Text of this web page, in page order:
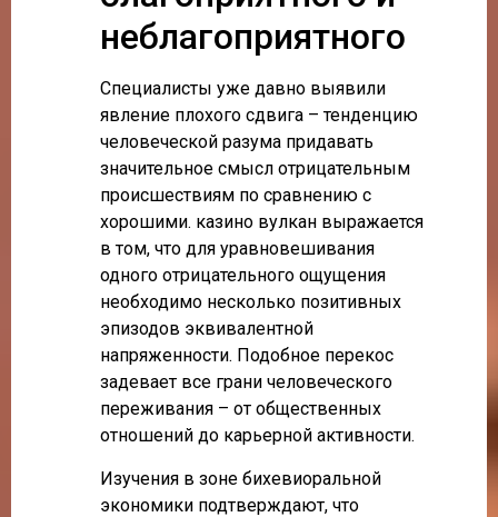
неблагоприятного
Специалисты уже давно выявили
явление плохого сдвига – тенденцию
человеческой разума придавать
значительное смысл отрицательным
происшествиям по сравнению с
хорошими. казино вулкан выражается
в том, что для уравновешивания
одного отрицательного ощущения
необходимо несколько позитивных
эпизодов эквивалентной
напряженности. Подобное перекос
задевает все грани человеческого
переживания – от общественных
отношений до карьерной активности.
Изучения в зоне бихевиоральной
экономики подтверждают, что